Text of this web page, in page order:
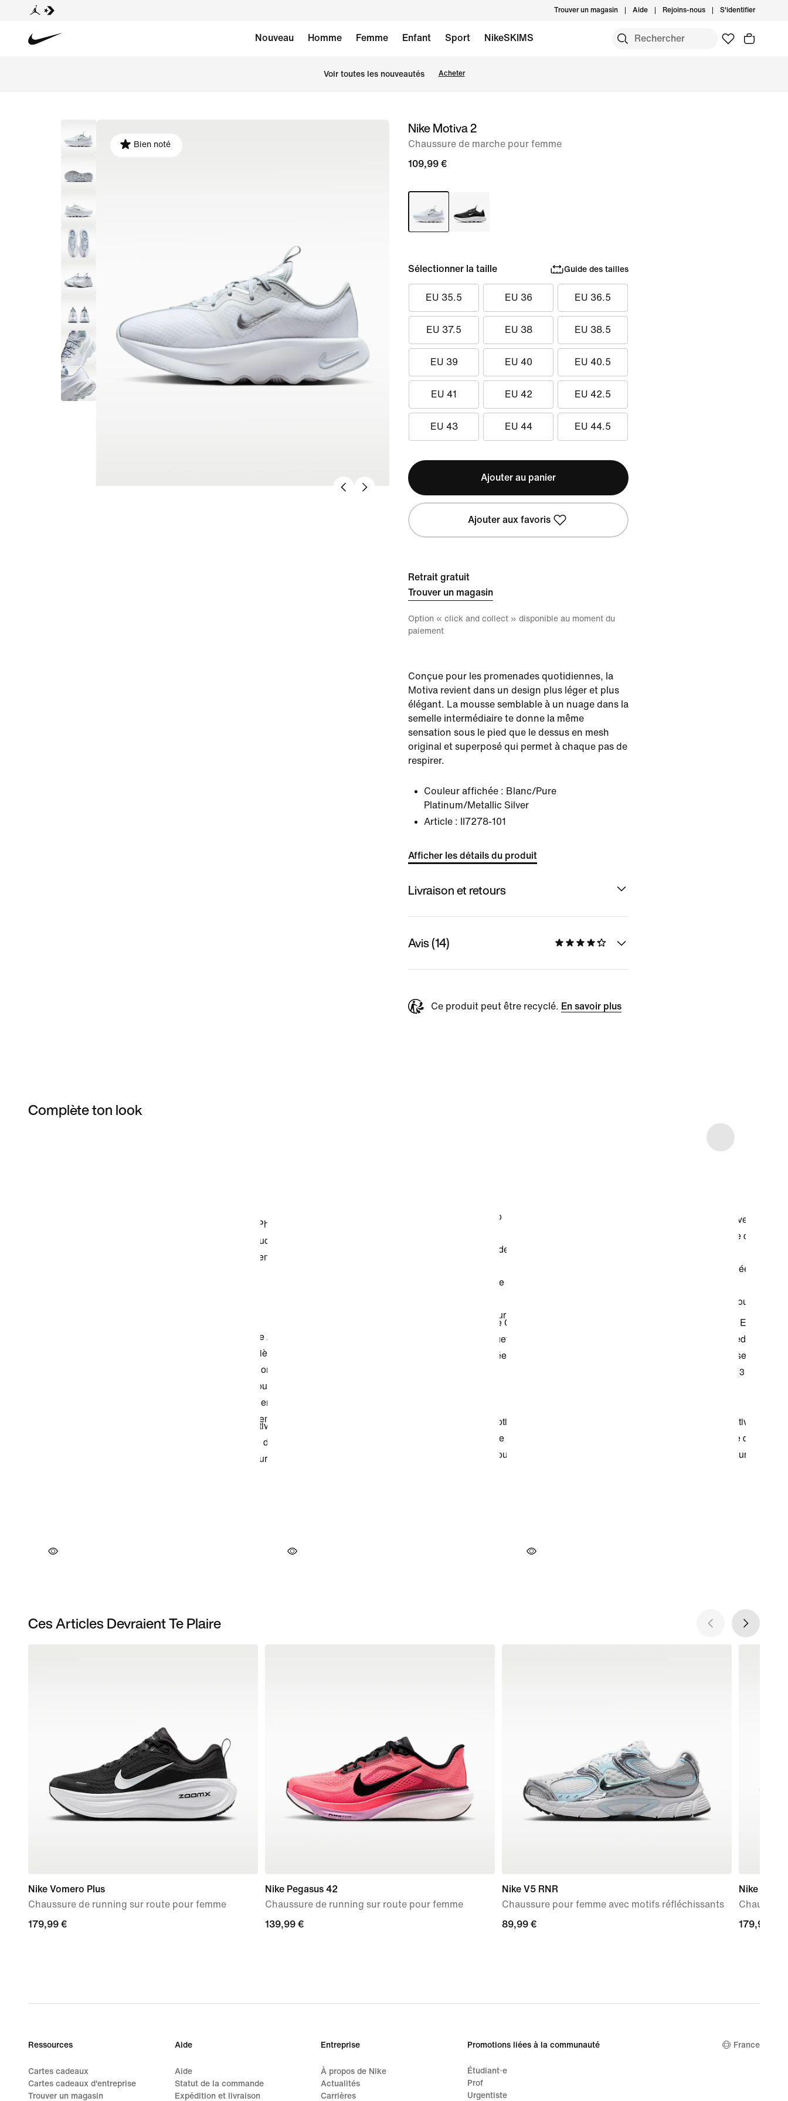
Trouver un magasin Aide Rejoins-nous S'identifier
Nouveau Homme Femme Enfant Sport NikeSKIMS
Voir toutes les nouveautés Acheter
image 1
Bien noté
Nike Motiva 2
Chaussure de marche pour femme
109,99 €
Sélectionner la taille Guide des tailles
EU 35.5 EU 36 EU 36.5
EU 37.5 EU 38 EU 38.5
EU 39 EU 40 EU 40.5
EU 41 EU 42 EU 42.5
EU 43 EU 44 EU 44.5
Ajouter au panier
Ajouter aux favoris
Retrait gratuit
Trouver un magasin
Option « click and collect » disponible au moment du
paiement
Conçue pour les promenades quotidiennes, la
Motiva revient dans un design plus léger et plus
élégant. La mousse semblable à un nuage dans la
semelle intermédiaire te donne la même
sensation sous le pied que le dessus en mesh
original et superposé qui permet à chaque pas de
respirer.
Couleur affichée : Blanc/Pure
Platinum/Metallic Silver
Article :
II7278-101
Afficher les détails du produit
Livraison et retours
Avis (14)
Ce produit peut être recyclé. En savoir plus
Complète ton look
Ces Articles Devraient Te Plaire
Nike Vomero Plus
Chaussure de running sur route pour femme
179,99 €
179,99 €
Nike Pegasus 42
Chaussure de running sur route pour femme
139,99 €
139,99 €
Nike V5 RNR
Chaussure pour femme avec motifs réfléchissants
89,99 €
89,99 €
Nike
179,99 €
179,99 €
Ressources
Cartes cadeaux
Cartes cadeaux d'entreprise
Trouver un magasin
Aide
Aide
Statut de la commande
Expédition et livraison
Entreprise
À propos de Nike
Actualités
Carrières
Promotions liées à la communauté
Étudiant·e
Prof
Urgentiste
France